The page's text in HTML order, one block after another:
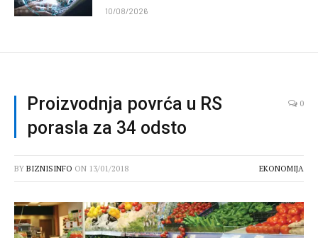
10/08/2026
Proizvodnja povrća u RS
porasla za 34 odsto
0
BY BIZNISINFO ON 13/01/2018 EKONOMIJA